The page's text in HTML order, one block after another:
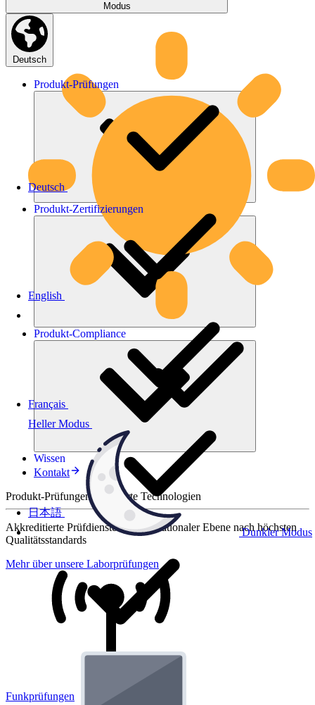
Modus
Heller Modus
Dunkler Modus
Deutsch
Deutsch
English
Français
日本語
Produkt-Prüfungen
Produkt-Zertifizierungen
Produkt-Compliance
Wissen
Kontakt
Produkt-Prüfungen für smarte Technologien
Akkreditierte Prüfdienste auf internationaler Ebene nach höchsten
Qualitätsstandards
Mehr über unsere Laborprüfungen
Funkprüfungen